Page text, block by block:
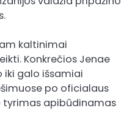
kaltinimai
Konkrečios Jenae
iki galo išsamiai
po oficialaus
tyrimas apibūdinamas